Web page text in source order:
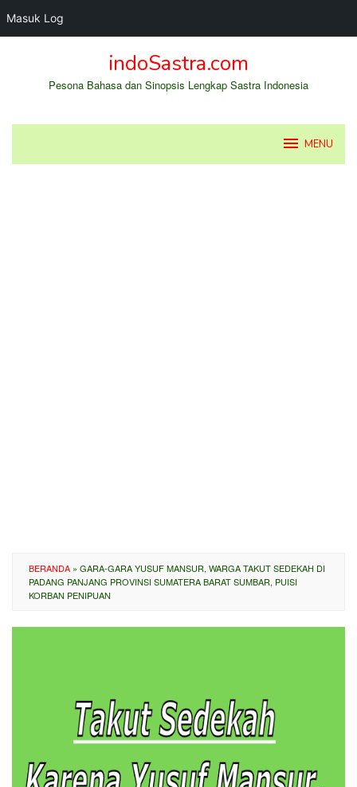
Masuk Log
indoSastra.com
Pesona Bahasa dan Sinopsis Lengkap Sastra Indonesia
MENU
BERANDA » GARA-GARA YUSUF MANSUR, WARGA TAKUT SEDEKAH DI
PADANG PANJANG PROVINSI SUMATERA BARAT SUMBAR, PUISI
KORBAN PENIPUAN